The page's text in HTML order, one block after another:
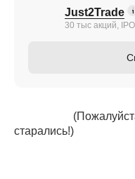
Just2Trade
30 тыс акций,
старались!)